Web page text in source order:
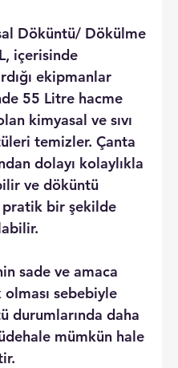
Döküntü/ Dökülme
içerisinde
ekipmanlar
55 Litre hacme
kimyasal ve sıvı
temizler. Çanta
dolayı kolaylıkla
ve döküntü
pratik bir şekilde
sade ve amaca
sebebiyle
durumlarında daha
mümkün hale